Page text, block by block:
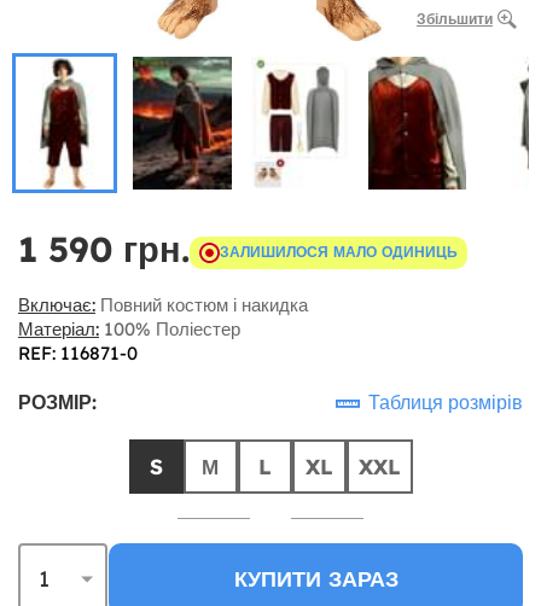
Збільшити
1 590 грн. ЗАЛИШИЛОСЯ МАЛО ОДИНИЦЬ
Включає: Повний костюм і накидка
Матеріал: 100% Поліестер
REF: 116871-0
РОЗМІР: Таблиця розмірів
S М L XL XXL
КУПИТИ ЗАРАЗ